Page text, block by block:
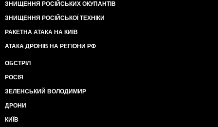
ЗНИЩЕННЯ РОСІЙСЬКИХ ОКУПАНТІВ
ЗНИЩЕННЯ РОСІЙСЬКОЇ ТЕХНІКИ
РАКЕТНА АТАКА НА КИЇВ
АТАКА ДРОНІВ НА РЕГІОНИ РФ
ОБСТРІЛ
РОСІЯ
ЗЕЛЕНСЬКИЙ ВОЛОДИМИР
ДРОНИ
КИЇВ